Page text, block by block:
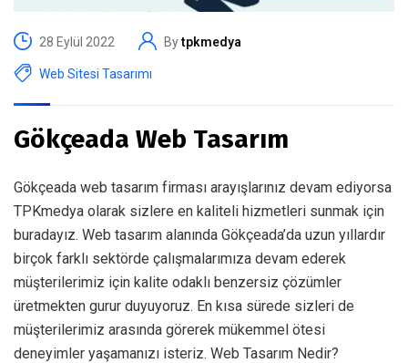
28 Eylül 2022 Bytpkmedya
Web Sitesi Tasarımı
Gökçeada Web Tasarım
Gökçeada web tasarım firması arayışlarınız devam ediyorsa
TPKmedya olarak sizlere en kaliteli hizmetleri sunmak için
buradayız. Web tasarım alanında Gökçeada’da uzun yıllardır
birçok farklı sektörde çalışmalarımıza devam ederek
müşterilerimiz için kalite odaklı benzersiz çözümler
üretmekten gurur duyuyoruz. En kısa sürede sizleri de
müşterilerimiz arasında görerek mükemmel ötesi
deneyimler yaşamanızı isteriz. Web Tasarım Nedir?